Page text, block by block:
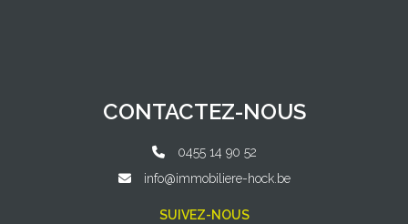
CONTACTEZ-NOUS
0455 14 90 52
info@immobiliere-hock.be
SUIVEZ-NOUS